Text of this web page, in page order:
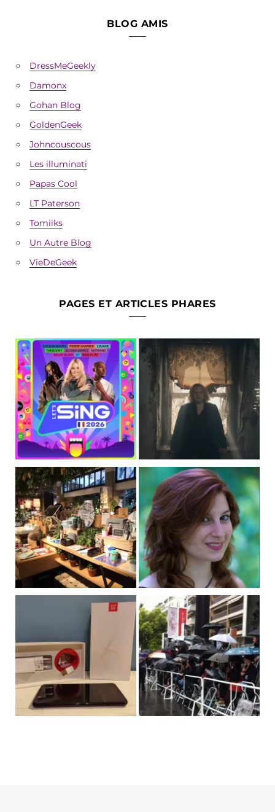
BLOG AMIS
DressMeGeekly
Damonx
Gohan Blog
GoldenGeek
Johncouscous
Les illuminati
Papas Cool
LT Paterson
Tomiiks
Un Autre Blog
VieDeGeek
PAGES ET ARTICLES PHARES